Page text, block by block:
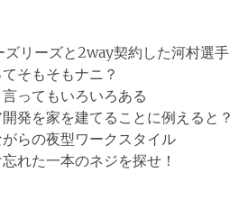
リーズと2way契約した河村選手
そもそもナニ？
ってもいろいろある
発を家を建てることに例えると？
らの夜型ワークスタイル
れた一本のネジを探せ！